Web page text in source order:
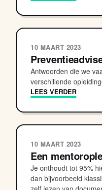
10 MAART 2023
Antwoorden die we
verschillende
LEES VERDER
10 MAART 2023
Een
Je onthoudt tot 95%
dan bijvoorbeeld